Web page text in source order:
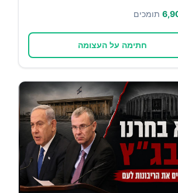
תומכים
חתימה על העצומה